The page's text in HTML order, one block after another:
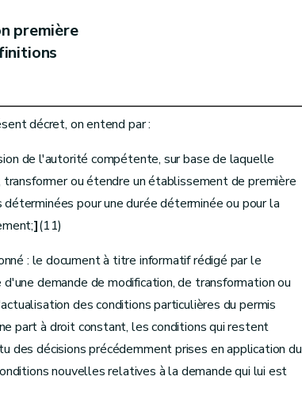
première
décret, on entend par :
de l'autorité compétente, sur base de laquelle
ou étendre un établissement de première
pour une durée déterminée ou pour la
](11)
: le document à titre informatif rédigé par le
demande de modification, de transformation ou
des conditions particulières du permis
part à droit constant, les conditions qui restent
des décisions précédemment prises en application du
nouvelles relatives à la demande qui lui est